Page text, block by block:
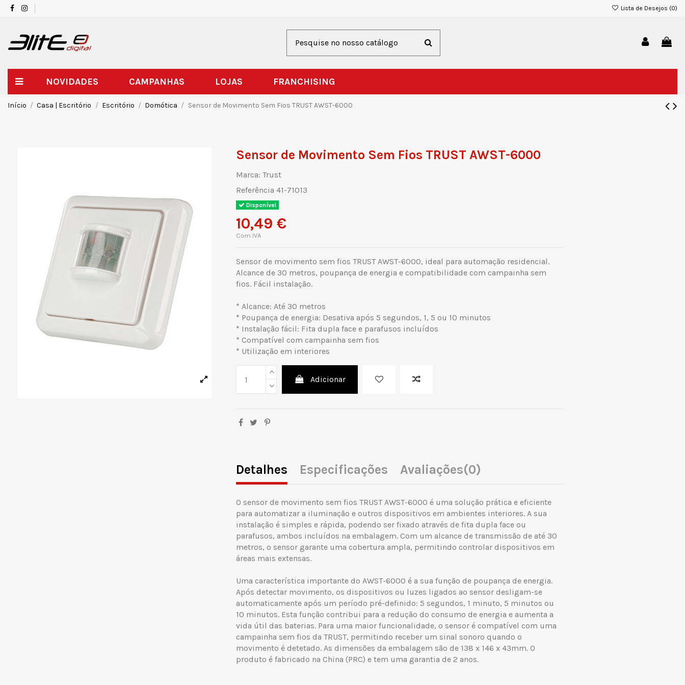
Lista de Desejos (0)
NOVIDADES CAMPANHAS LOJAS FRANCHISING
Início Casa | Escritório Escritório Domótica Sensor de Movimento Sem Fios TRUST AWST-6000
Sensor de Movimento Sem Fios TRUST AWST-6000
Marca: Trust
Referência 41-71013
Disponível
10,49 €
Com IVA
Sensor de movimento sem fios TRUST AWST-6000, ideal para automação residencial.
Alcance de 30 metros, poupança de energia e compatibilidade com campainha sem
fios. Fácil instalação.
* Alcance: Até 30 metros
* Poupança de energia: Desativa após 5 segundos, 1, 5 ou 10 minutos
* Instalação fácil: Fita dupla face e parafusos incluídos
* Compatível com campainha sem fios
* Utilização em interiores
Adicionar
Detalhes Especificações Avaliações(0)
O sensor de movimento sem fios TRUST AWST-6000 é uma solução prática e eficiente
para automatizar a iluminação e outros dispositivos em ambientes interiores. A sua
instalação é simples e rápida, podendo ser fixado através de fita dupla face ou
parafusos, ambos incluídos na embalagem. Com um alcance de transmissão de até 30
metros, o sensor garante uma cobertura ampla, permitindo controlar dispositivos em
áreas mais extensas.
Uma característica importante do AWST-6000 é a sua função de poupança de energia.
Após detectar movimento, os dispositivos ou luzes ligados ao sensor desligam-se
automaticamente após um período pré-definido: 5 segundos, 1 minuto, 5 minutos ou
10 minutos. Esta função contribui para a redução do consumo de energia e aumenta a
vida útil das baterias. Para uma maior funcionalidade, o sensor é compatível com uma
campainha sem fios da TRUST, permitindo receber um sinal sonoro quando o
movimento é detetado. As dimensões da embalagem são de 138 x 146 x 43mm. O
produto é fabricado na China (PRC) e tem uma garantia de 2 anos.